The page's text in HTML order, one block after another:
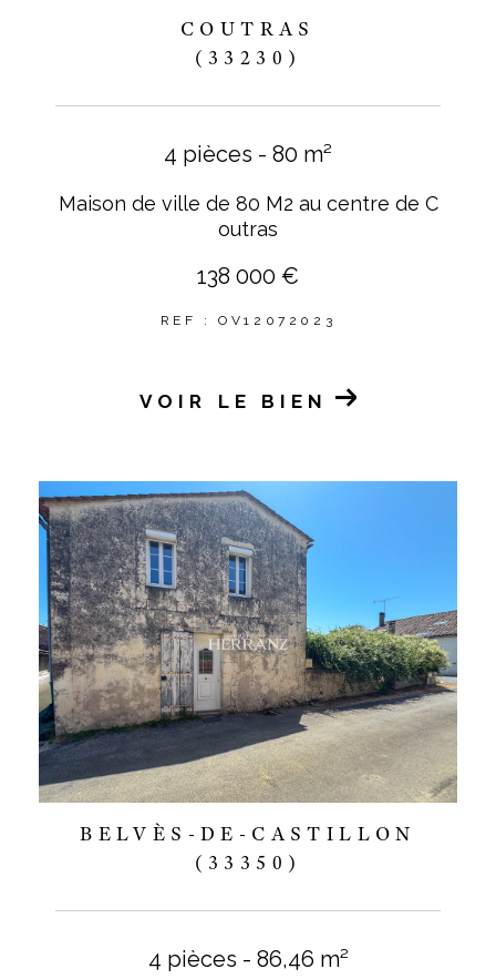
COUTRAS
(33230)
4 pièces - 80 m²
Maison de ville de 80 M2 au centre de C
outras
138 000 €
REF : OV12072023
VOIR LE BIEN
BELVÈS-DE-CASTILLON
(33350)
4 pièces - 86,46 m²